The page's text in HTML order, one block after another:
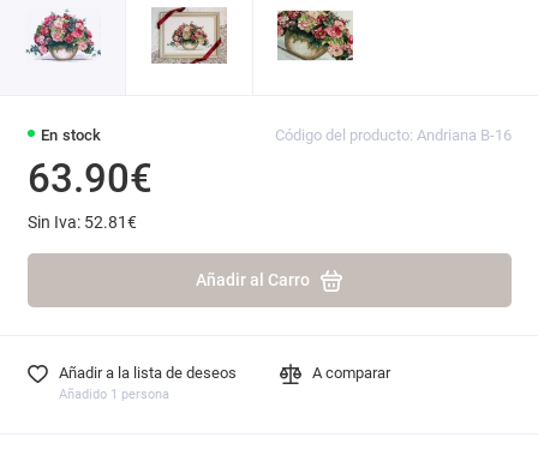
En stock Código del producto: Andriana B-16
63.90€
Sin Iva: 52.81€
Añadir al Carro
Añadir a la lista de deseos
Añadido 1 persona
A comparar